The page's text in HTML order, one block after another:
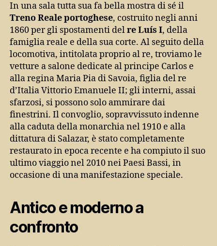
In una sala tutta sua fa bella mostra di sé il
Treno Reale portoghese, costruito negli anni
1860 per gli spostamenti delre Luís I, della
famiglia reale e della sua corte. Al seguito della
locomotiva, intitolata proprio al re, troviamo le
vetture a salone dedicate al principe Carlos e
alla regina Maria Pia di Savoia, figlia del re
d’Italia Vittorio Emanuele II; gli interni, assai
sfarzosi, si possono solo ammirare dai
finestrini. Il convoglio, sopravvissuto indenne
alla caduta della monarchia nel 1910 e alla
dittatura di Salazar, è stato completamente
restaurato in epoca recente e ha compiuto il suo
ultimo viaggio nel 2010 nei Paesi Bassi, in
occasione di una manifestazione speciale.
Antico e moderno a
confronto